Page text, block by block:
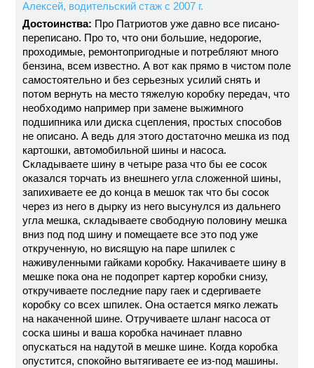
Алексей, водительский стаж с 2007 г.
Достоинства: Про Патриотов уже давно все писано-
переписано. Про то, что они большие, недорогие,
проходимые, ремонтопригодные и потребляют много
бензина, всем известно. А вот как прямо в чистом поле
самостоятельно и без серьезных усилий снять и
потом вернуть на место тяжелую коробку передач, что
необходимо например при замене выжимного
подшипника или диска сцепления, простых способов
не описано. А ведь для этого достаточно мешка из под
картошки, автомобильной шины и насоса.
Складываете шину в четыре раза что бы ее сосок
оказался торчать из внешнего угла сложенной шины,
запихиваете ее до конца в мешок так что бы сосок
через из него в дырку из него высунулся из дальнего
угла мешка, складываете свободную половину мешка
вниз под под шину и помещаете все это под уже
открученную, но висящую на паре шпилек с
наживуленными гайками коробку. Накачиваете шину в
мешке пока она не подопрет картер коробки снизу,
откручиваете последние пару гаек и сдергиваете
коробку со всех шпилек. Она остается мягко лежать
на накаченной шине. Отручиваете шланг насоса от
соска шины и ваша коробка начинает плавно
опускаться на надутой в мешке шине. Когда коробка
опустится, спокойно вытягиваете ее из-под машины.